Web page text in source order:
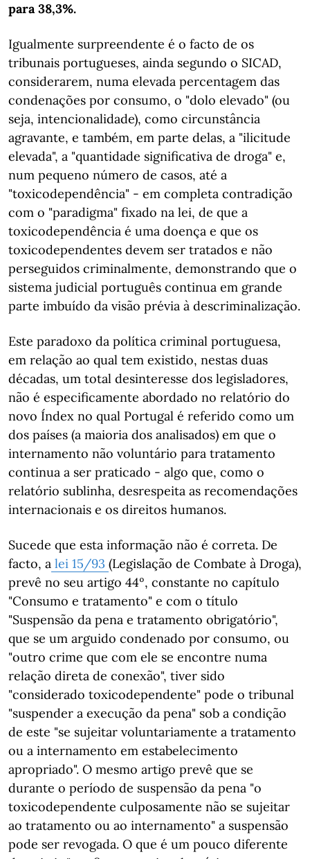
para 38,3%.
Igualmente surpreendente é o facto de os
tribunais portugueses, ainda segundo o SICAD,
considerarem, numa elevada percentagem das
condenações por consumo, o "dolo elevado" (ou
seja, intencionalidade), como circunstância
agravante, e também, em parte delas, a "ilicitude
elevada", a "quantidade significativa de droga" e,
num pequeno número de casos, até a
"toxicodependência" - em completa contradição
com o "paradigma" fixado na lei, de que a
toxicodependência é uma doença e que os
toxicodependentes devem ser tratados e não
perseguidos criminalmente, demonstrando que o
sistema judicial português continua em grande
parte imbuído da visão prévia à descriminalização.
Este paradoxo da política criminal portuguesa,
em relação ao qual tem existido, nestas duas
décadas, um total desinteresse dos legisladores,
não é especificamente abordado no relatório do
novo Índex no qual Portugal é referido como um
dos países (a maioria dos analisados) em que o
internamento não voluntário para tratamento
continua a ser praticado - algo que, como o
relatório sublinha, desrespeita as recomendações
internacionais e os direitos humanos.
Sucede que esta informação não é correta. De
facto, a lei 15/93 (Legislação de Combate à Droga),
prevê no seu artigo 44º, constante no capítulo
"Consumo e tratamento" e com o título
"Suspensão da pena e tratamento obrigatório",
que se um arguido condenado por consumo, ou
"outro crime que com ele se encontre numa
relação direta de conexão", tiver sido
"considerado toxicodependente" pode o tribunal
"suspender a execução da pena" sob a condição
de este "se sujeitar voluntariamente a tratamento
ou a internamento em estabelecimento
apropriado". O mesmo artigo prevê que se
durante o período de suspensão da pena "o
toxicodependente culposamente não se sujeitar
ao tratamento ou ao internamento" a suspensão
pode ser revogada. O que é um pouco diferente